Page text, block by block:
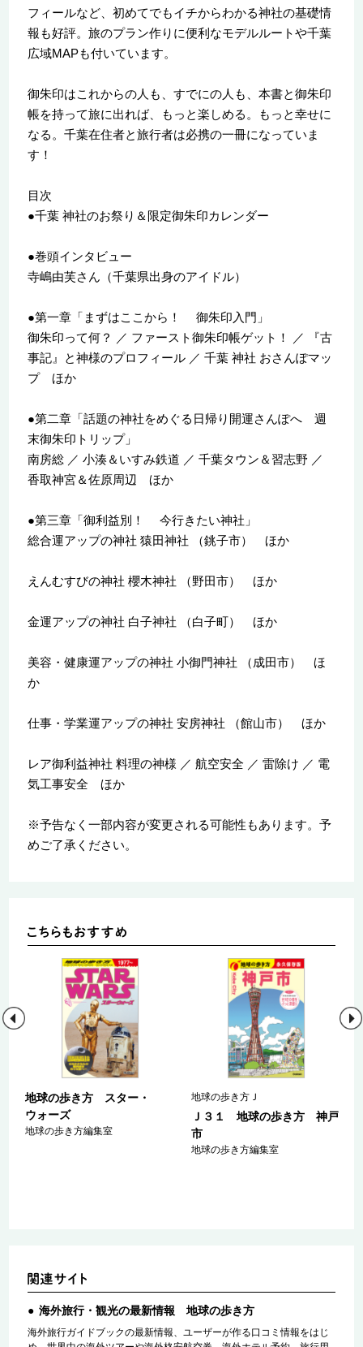
フィールなど、初めてでもイチからわかる神社の基礎情
報も好評。旅のプラン作りに便利なモデルルートや千葉
広域MAPも付いています。
御朱印はこれからの人も、すでにの人も、本書と御朱印
帳を持って旅に出れば、もっと楽しめる。もっと幸せに
なる。千葉在住者と旅行者は必携の一冊になっていま
す！
目次
●千葉 神社のお祭り＆限定御朱印カレンダー
●巻頭インタビュー
寺嶋由芙さん（千葉県出身のアイドル）
●第一章「まずはここから！ 御朱印入門」
御朱印って何？ ／ ファースト御朱印帳ゲット！ ／ 『古
事記』と神様のプロフィール ／ 千葉 神社 おさんぽマッ
プ ほか
●第二章「話題の神社をめぐる日帰り開運さんぽへ 週
末御朱印トリップ」
南房総 ／ 小湊＆いすみ鉄道 ／ 千葉タウン＆習志野 ／
香取神宮＆佐原周辺 ほか
●第三章「御利益別！ 今行きたい神社」
総合運アップの神社 猿田神社 （銚子市） ほか
えんむすびの神社 櫻木神社 （野田市） ほか
金運アップの神社 白子神社 （白子町） ほか
美容・健康運アップの神社 小御門神社 （成田市） ほ
か
仕事・学業運アップの神社 安房神社 （館山市） ほか
レア御利益神社 料理の神様 ／ 航空安全 ／ 雷除け ／ 電
気工事安全 ほか
※予告なく一部内容が変更される可能性もあります。予
めご了承ください。
地球の歩き方 スター・
ウォーズ
地球の歩き方編集室
地球の歩き方Ｊ
Ｊ３１ 地球の歩き方 神戸
市
地球の歩き方編集室
海外旅行・観光の最新情報 地球の歩き方
海外旅行ガイドブックの最新情報、ユーザーが作る口コミ情報をはじ